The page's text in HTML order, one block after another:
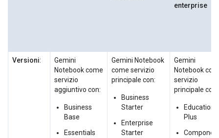
enterprise
Versioni:
Gemini
Notebook come
servizio
aggiuntivo con:
Business
Base
Essentials
Gemini Notebook
come servizio
principale con:
Business
Starter
Enterprise
Starter
Gemini
Notebook
servizio
principale con:
Education
Plus